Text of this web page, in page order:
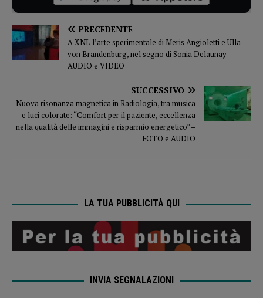
PRECEDENTE
A XNL l’arte sperimentale di Meris Angioletti e Ulla
von Brandenburg, nel segno di Sonia Delaunay –
AUDIO e VIDEO
SUCCESSIVO
Nuova risonanza magnetica in Radiologia, tra musica
e luci colorate: “Comfort per il paziente, eccellenza
nella qualità delle immagini e risparmio energetico” –
FOTO e AUDIO
LA TUA PUBBLICITÀ QUI
INVIA SEGNALAZIONI